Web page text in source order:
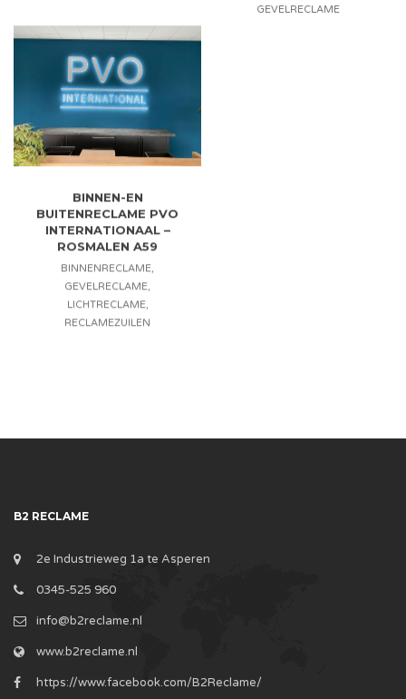
GEVELRECLAME
BINNEN-EN
BUITENRECLAME PVO
INTERNATIONAAL –
ROSMALEN A59
BINNENRECLAME,
GEVELRECLAME,
LICHTRECLAME,
RECLAMEZUILEN
B2 RECLAME
2e Industrieweg 1a te Asperen
0345-525 960
info@b2reclame.nl
www.b2reclame.nl
https://www.facebook.com/B2Reclame/